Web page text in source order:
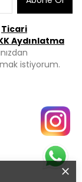
Ticari
Aydınlatma
istiyorum.